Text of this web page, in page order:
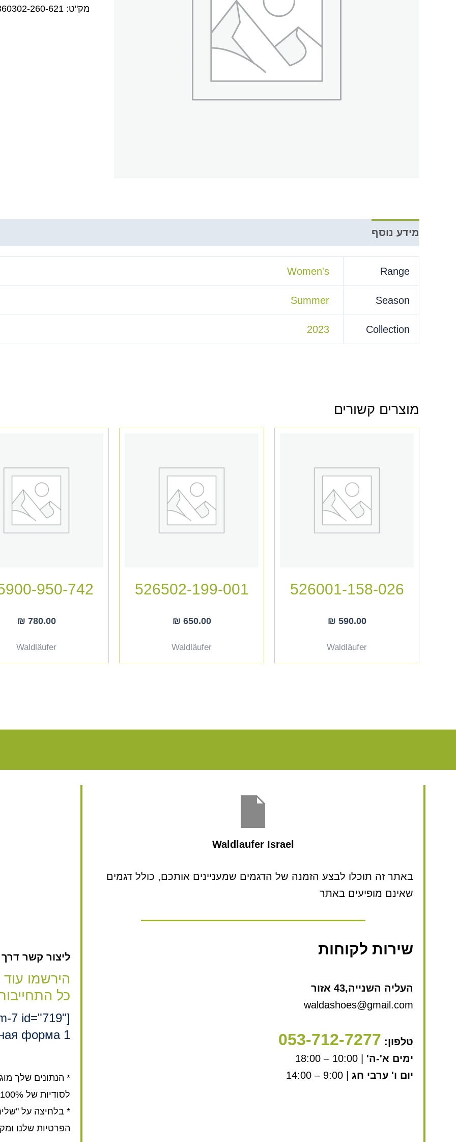
מק"ט: 260-621
מידע נוסף
Range
Women's
Season
Summer
Collection
2023
מוצרים קשורים
526001-158-026
₪ 590.00
Waldläufer
526502-199-001
₪ 650.00
Waldläufer
950-742
₪ 780.00
Waldläufer
Waldlaufer Israel
באתר זה תוכלו לבצע הזמנה של הדגמים שמעניינים אותכם, כולל דגמים
שאינם מופיעים באתר
שירות לקוחות
העליה השנייה,43 אזור
waldashoes@gmail.com
טלפון: 053-712-7277
ימים א'-ה'
יום ו' ערבי חג
ליצור קשר דרך
הירשמו
כל
7 id="719"
форма 1"]
* הנתונים שלך
לסודיות של 100%.
* בלחיצה על
הפרטיות שלנו